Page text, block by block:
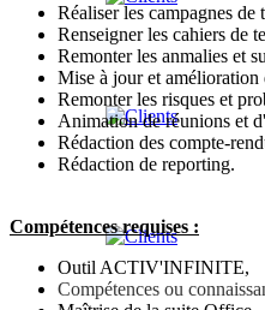
Réaliser les campagnes de
Renseigner les cahiers de
Remonter les anmalies et
Mise à jour et amélioration
Remonter les risques et
Animation de réunions et
Rédaction des compte-
Rédaction de reporting.
Compétences requises :
Outil ACTIV'INFINITE,
Compétences ou